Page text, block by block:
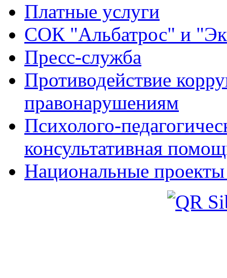
Платные услуги
СОК "Альбатрос" и
Пресс-служба
Противодействие
правонарушениям
Психолого-
консультативная
Национальные